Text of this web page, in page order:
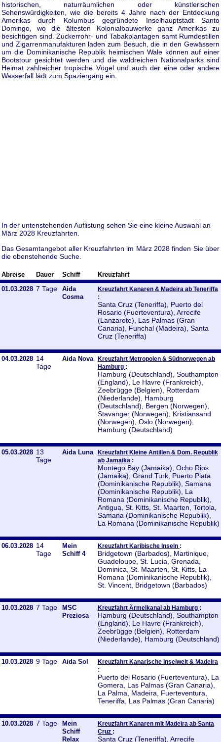
historischen, naturräumlichen oder künstlerischen
Sehenswürdigkeiten, wie die bereits 4 Jahre nach der Entdeckung
Amerikas durch Kolumbus gegründete Inselhauptstadt Santo
Domingo, wo die ältesten Kolonialbauwerke ganz Amerikas zu
besichtigen sind. Zuckerrohr- und Tabakplantagen samt Rumdestillen
und Zigarrenmanufakturen laden zum Besuch, die in den Gewässern
um die Dominikanische Republik heimischen Wale können auf einer
Bootstour gesichtet werden und die waldreichen Nationalparks sind
Heimat zahlreicher tropische Vögel und auch der eine oder andere
Wasserfall lädt zum Spaziergang ein.
In der untenstehenden Auflistung sehen Sie eine kleine Auswahl an
März 2028 Kreuzfahrten.
Das Gesamtangebot aller Kreuzfahrten im März 2028 finden Sie über
die obenstehende Suche.
Abreise Dauer Schiff
Kreuzfahrt
01.03.2028 7 Tage
Aida
Cosma
Kreuzfahrt Kanaren & Madeira ab Teneriffa
:
Santa Cruz (Teneriffa), Puerto del
Rosario (Fuerteventura), Arrecife
(Lanzarote), Las Palmas (Gran
Canaria), Funchal (Madeira), Santa
Cruz (Teneriffa)
04.03.2028 14
Tage
Aida Nova
Kreuzfahrt Metropolen & Südnorwegen ab
Hamburg :
Hamburg (Deutschland), Southampton
(England), Le Havre (Frankreich),
Zeebrügge (Belgien), Rotterdam
(Niederlande), Hamburg
(Deutschland), Bergen (Norwegen),
Stavanger (Norwegen), Kristiansand
(Norwegen), Oslo (Norwegen),
Hamburg (Deutschland)
05.03.2028 13
Tage
Aida Luna
Kreuzfahrt Kleine Antillen & Dom. Republik
ab Jamaika :
Montego Bay (Jamaika), Ocho Rios
(Jamaika), Grand Turk, Puerto Plata
(Dominikanische Republik), Samana
(Dominikanische Republik), La
Romana (Dominikanische Republik),
Antigua, St. Kitts, St. Maarten, Tortola,
Samana (Dominikanische Republik),
La Romana (Dominikanische Republik)
06.03.2028 14
Tage
Mein
Schiff 4
Kreuzfahrt Karibische Inseln :
Bridgetown (Barbados), Martinique,
Guadeloupe, St. Lucia, Grenada,
Dominica, St. Maarten, St. Kitts, La
Romana (Dominikanische Republik),
St. Vincent, Bridgetown (Barbados)
10.03.2028 7 Tage
MSC
Preziosa
Kreuzfahrt Ärmelkanal ab Hamburg :
Hamburg (Deutschland), Southampton
(England), Le Havre (Frankreich),
Zeebrügge (Belgien), Rotterdam
(Niederlande), Hamburg (Deutschland)
10.03.2028 9 Tage Aida Sol Kreuzfahrt Kanarische Inselwelt & Madeira
:
Puerto del Rosario (Fuerteventura), La
Gomera, Las Palmas (Gran Canaria),
La Palma, Madeira, Fuerteventura,
Teneriffa, Las Palmas (Gran Canaria)
10.03.2028 7 Tage
Mein
Schiff
Relax
Kreuzfahrt Kanaren mit Madeira ab Santa
Cruz :
Santa Cruz (Teneriffa), Arrecife